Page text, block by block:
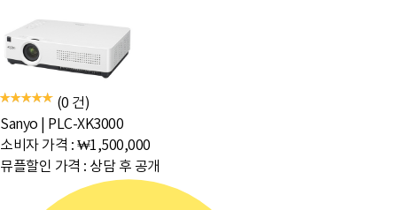
(0 건)
Sanyo
PLC-XK3000
소비자 가격 : ₩1,500,000
뮤플할인 가격 : 상담 후 공개